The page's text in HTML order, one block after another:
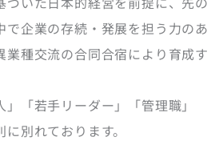
で企業の存続・発展を担う力のあ
業種交流の合同合宿により育成す
」「若手リーダー」「管理職」
別れております。